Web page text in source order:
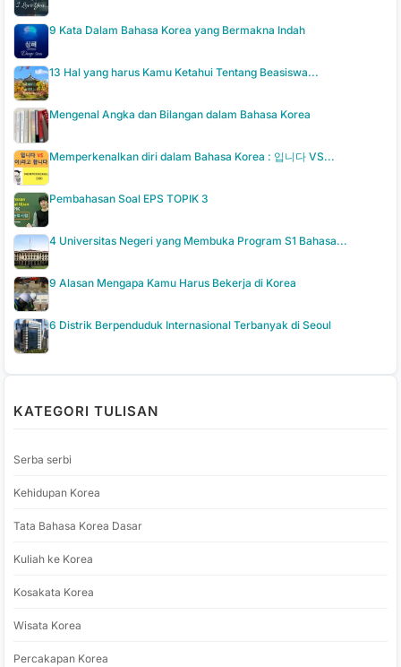
9 Kata Dalam Bahasa Korea yang Bermakna Indah
13 Hal yang harus Kamu Ketahui Tentang Beasiswa...
Mengenal Angka dan Bilangan dalam Bahasa Korea
Memperkenalkan diri dalam Bahasa Korea : 입니다 VS...
Pembahasan Soal EPS TOPIK 3
4 Universitas Negeri yang Membuka Program S1 Bahasa...
9 Alasan Mengapa Kamu Harus Bekerja di Korea
6 Distrik Berpenduduk Internasional Terbanyak di Seoul
KATEGORI TULISAN
Serba serbi
Kehidupan Korea
Tata Bahasa Korea Dasar
Kuliah ke Korea
Kosakata Korea
Wisata Korea
Percakapan Korea